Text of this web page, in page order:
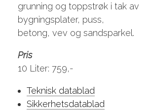
grunning og toppstrøk i tak av
bygningsplater, puss,
betong, vev og sandsparkel.
Pris
10 Liter: 759,-
Teknisk datablad
Sikkerhetsdatablad